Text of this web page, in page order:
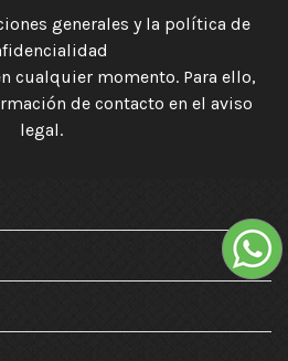
generales y la política de
cualquier momento. Para ello,
de contacto en el aviso
legal.